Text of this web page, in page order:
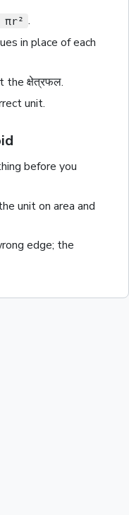
πr² .
in place of each
the क्षेत्रफल.
unit.
before you
unit on area and
edge; the